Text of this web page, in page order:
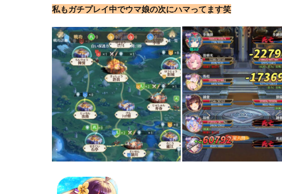
私もガチプレイ中でウマ娘の次にハマってます笑